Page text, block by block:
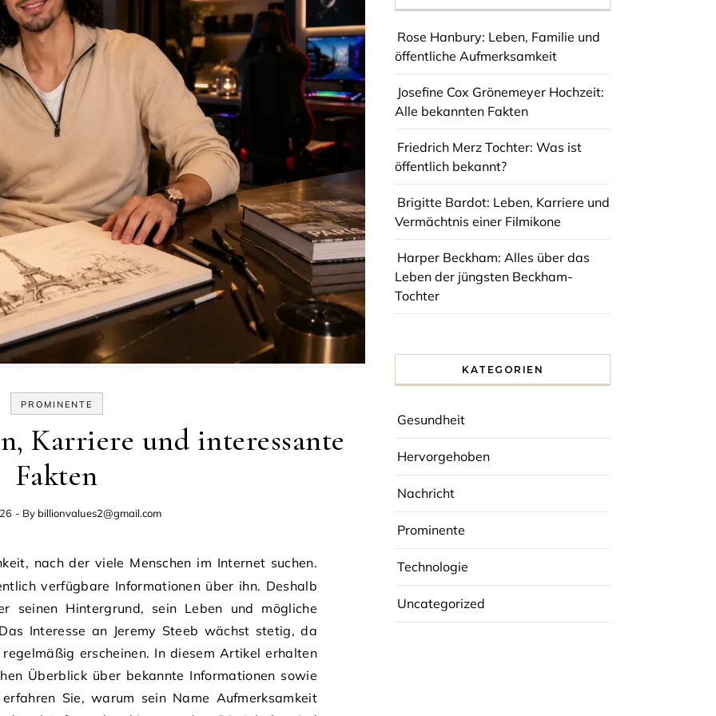
PROMINENTE
Karriere und interessante
Fakten
- By billionvalues2@gmail.com
verfügbare Informationen über ihn. Deshalb
seinen Hintergrund, sein Leben und mögliche
Interesse an Jeremy Steeb wächst stetig, da
erscheinen. In diesem Artikel erhalten
Überblick über bekannte Informationen sowie
Sie, warum sein Name Aufmerksamkeit
Rose Hanbury: Leben, Familie und
öffentliche Aufmerksamkeit
Josefine Cox Grönemeyer Hochzeit:
Alle bekannten Fakten
Friedrich Merz Tochter: Was ist
öffentlich bekannt?
Brigitte Bardot: Leben, Karriere und
Vermächtnis einer Filmikone
Harper Beckham: Alles über das
Leben der jüngsten Beckham-
Tochter
KATEGORIEN
Gesundheit
Hervorgehoben
Nachricht
Prominente
Technologie
Uncategorized